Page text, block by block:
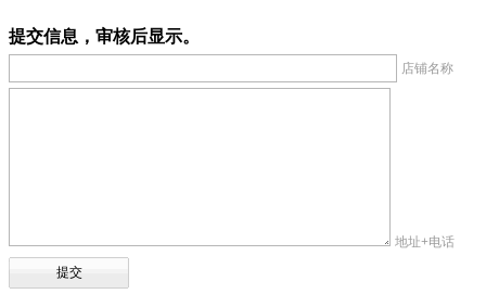
提交信息，审核后显示。
店铺名称
地址+电话